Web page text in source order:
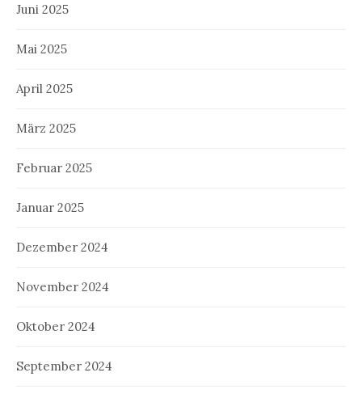
Juni 2025
Mai 2025
April 2025
März 2025
Februar 2025
Januar 2025
Dezember 2024
November 2024
Oktober 2024
September 2024